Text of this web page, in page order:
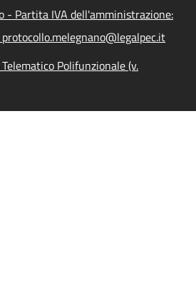
- Partita IVA dell'amministrazione:
Polifunzionale (v.